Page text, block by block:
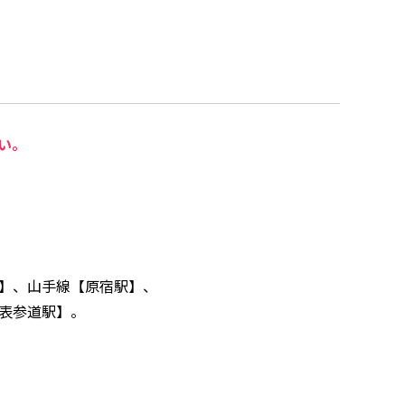
山手線【原宿駅】、
道駅】。